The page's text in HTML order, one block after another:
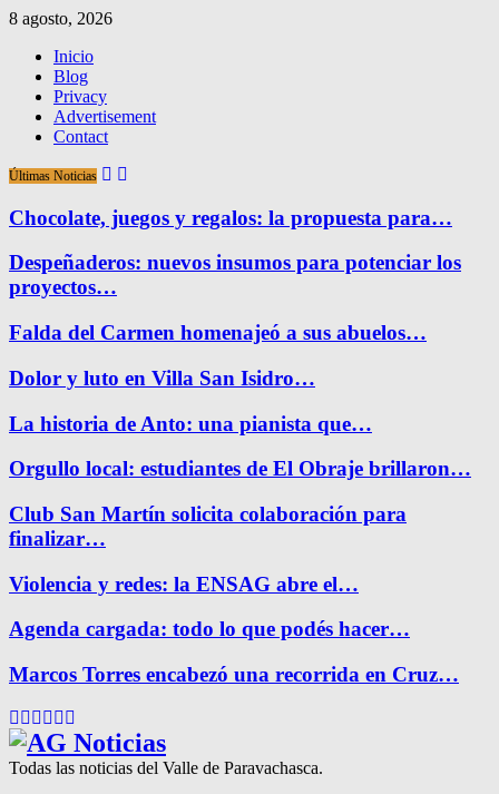
8 agosto, 2026
Inicio
Blog
Privacy
Advertisement
Contact
Últimas Noticias
Chocolate, juegos y regalos: la propuesta para…
Despeñaderos: nuevos insumos para potenciar los
proyectos…
Falda del Carmen homenajeó a sus abuelos…
Dolor y luto en Villa San Isidro…
La historia de Anto: una pianista que…
Orgullo local: estudiantes de El Obraje brillaron…
Club San Martín solicita colaboración para
finalizar…
Violencia y redes: la ENSAG abre el…
Agenda cargada: todo lo que podés hacer…
Marcos Torres encabezó una recorrida en Cruz…
Facebook
Twitter
Instagram
Pinterest
Google
Todas las noticias del Valle de Paravachasca.